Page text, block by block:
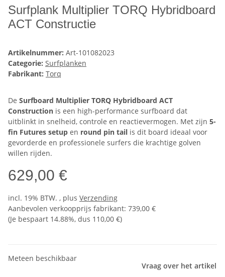
Surfplank Multiplier TORQ Hybridboard
ACT Constructie
Artikelnummer: Art-101082023
Categorie: Surfplanken
Fabrikant: Torq
De Surfboard Multiplier TORQ Hybridboard ACT
Construction is een high-performance surfboard dat
uitblinkt in snelheid, controle en reactievermogen. Met zijn 5-
fin Futures setup en round pin tail is dit board ideaal voor
gevorderde en professionele surfers die krachtige golven
willen rijden.
629,00 €
incl. 19% BTW. , plus Verzending
Aanbevolen verkoopprijs fabrikant: 739,00 €
(Je bespaart 14.88%, dus 110,00 €)
Meteen beschikbaar
Vraag over het artikel